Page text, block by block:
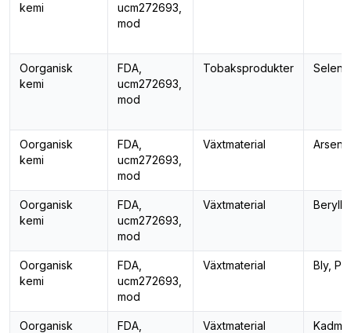
kemi
ucm272693,
mod
Oorganisk
kemi
FDA,
ucm272693,
mod
Tobaksprodukter Selen,
Oorganisk
kemi
FDA,
ucm272693,
mod
Växtmaterial
Oorganisk
kemi
FDA,
ucm272693,
mod
Växtmaterial
Oorganisk
kemi
FDA,
ucm272693,
mod
Växtmaterial Bly, Pb
Oorganisk
FDA,
Växtmaterial